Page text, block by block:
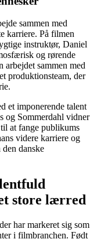
sammen med
karriere. På filmen
instruktør, Daniel
og rørende
arbejdet sammen med
produktionsteam, der
et imponerende talent
og Sommerdahl vidner
at fange publikums
videre karriere og
danske
store lærred
har markeret sig som
i filmbranchen. Født